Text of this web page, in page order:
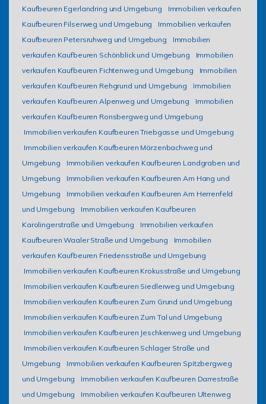
Kaufbeuren Egerlandring und Umgebung
Immobilien verkaufen
Kaufbeuren Filserweg und Umgebung
Immobilien verkaufen
Kaufbeuren Petersruhweg und Umgebung
Immobilien
verkaufen Kaufbeuren Schönblick und Umgebung
Immobilien
verkaufen Kaufbeuren Fichtenweg und Umgebung
Immobilien
verkaufen Kaufbeuren Rehgrund und Umgebung
Immobilien
verkaufen Kaufbeuren Alpenweg und Umgebung
Immobilien
verkaufen Kaufbeuren Ronsbergweg und Umgebung
Immobilien verkaufen Kaufbeuren Triebgasse und Umgebung
Immobilien verkaufen Kaufbeuren Märzenbachweg und
Umgebung
Immobilien verkaufen Kaufbeuren Landgraben und
Umgebung
Immobilien verkaufen Kaufbeuren Am Hang und
Umgebung
Immobilien verkaufen Kaufbeuren Am Herrenfeld
und Umgebung
Immobilien verkaufen Kaufbeuren
Karolingerstraße und Umgebung
Immobilien verkaufen
Kaufbeuren Waaler Straße und Umgebung
Immobilien
verkaufen Kaufbeuren Friedensstraße und Umgebung
Immobilien verkaufen Kaufbeuren Krokusstraße und Umgebung
Immobilien verkaufen Kaufbeuren Siedlerweg und Umgebung
Immobilien verkaufen Kaufbeuren Zum Grund und Umgebung
Immobilien verkaufen Kaufbeuren Zum Tal und Umgebung
Immobilien verkaufen Kaufbeuren Jeschkenweg und Umgebung
Immobilien verkaufen Kaufbeuren Schlager Straße und
Umgebung
Immobilien verkaufen Kaufbeuren Spitzbergweg
und Umgebung
Immobilien verkaufen Kaufbeuren Darrestraße
und Umgebung
Immobilien verkaufen Kaufbeuren Ultenweg